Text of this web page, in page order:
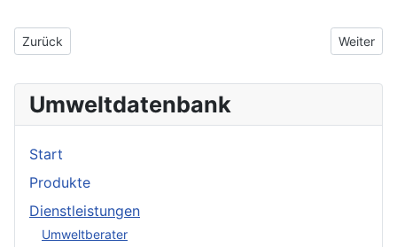
Vorheriger Beitrag: Germanischer Lloyd Certification GmbH
Zurück Nächster
Weiter
Umweltdatenbank
Start
Produkte
Dienstleistungen
Umweltberater